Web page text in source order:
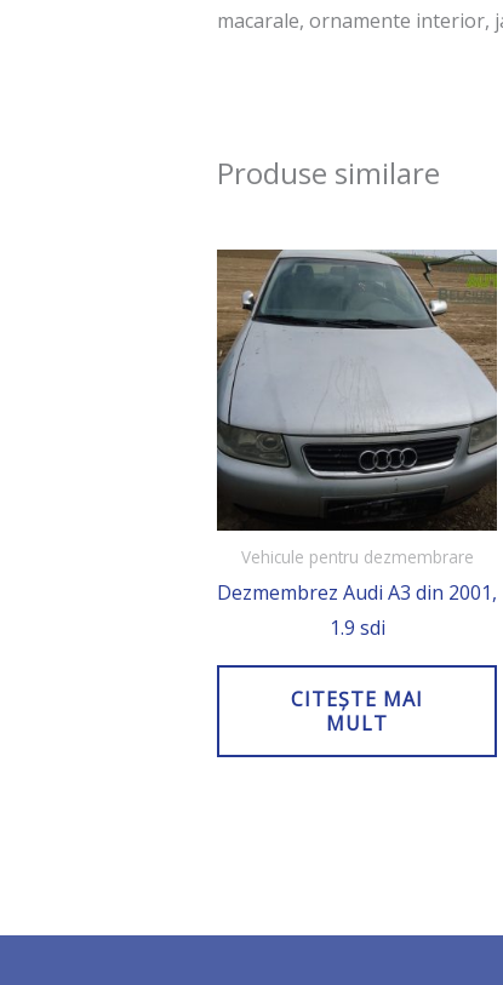
macarale, ornamente interior,
Produse similare
Vehicule pentru dezmembrare
Dezmembrez Audi A3 din 2001,
1.9 sdi
CITEȘTE MAI
MULT